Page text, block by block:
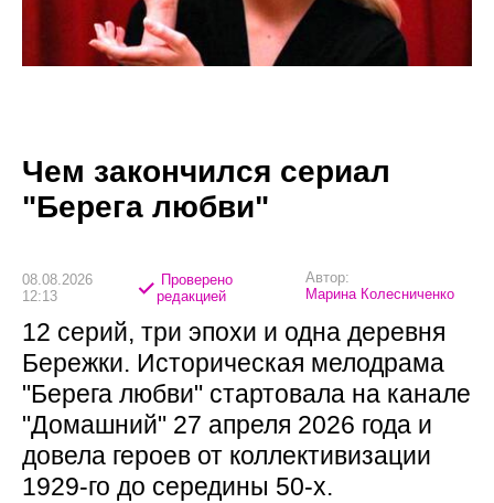
Чем закончился сериал
"Берега любви"
08.08.2026
12:13
Проверено
редакцией
Автор:
Марина Колесниченко
12 серий, три эпохи и одна деревня
Бережки. Историческая мелодрама
"Берега любви" стартовала на канале
"Домашний" 27 апреля 2026 года и
довела героев от коллективизации
1929-го до середины 50-х.